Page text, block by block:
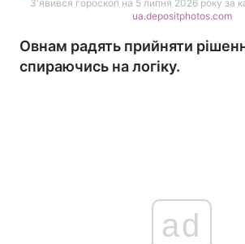
З'явився гороскоп на 5 липня 2026 року за
ua.depositphotos.com
Овнам радять прийняти
спираючись на логіку.
ad